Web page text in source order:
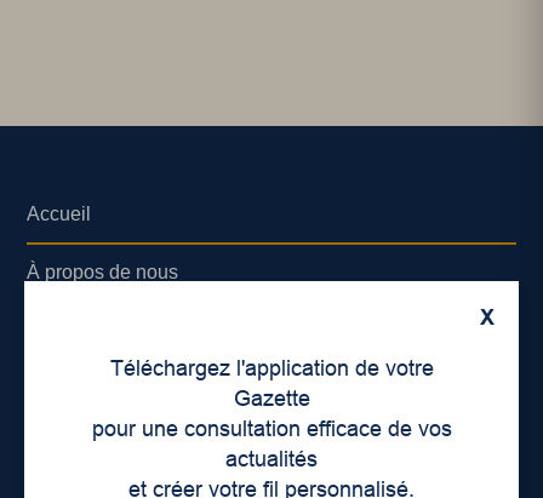
X
Téléchargez l'application de votre
Gazette
pour une consultation efficace de vos
actualités
et créer votre fil personnalisé.
Accueil
À propos de nous
Lieux de distribution